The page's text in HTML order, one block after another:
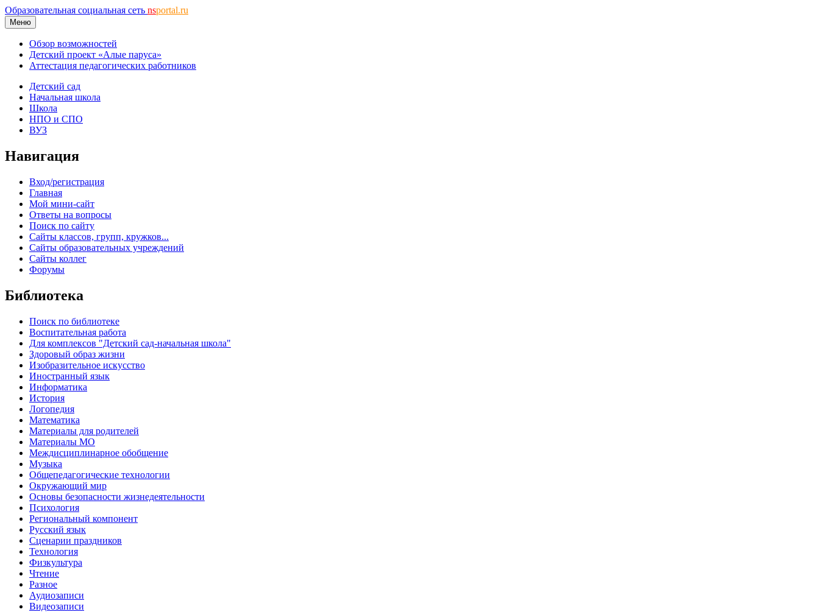
Образовательная социальная сеть nsportal.ru
Меню
Обзор возможностей
Детский проект «Алые паруса»
Аттестация педагогических работников
Детский сад
Начальная школа
Школа
НПО и СПО
ВУЗ
Навигация
Вход/регистрация
Главная
Мой мини-сайт
Ответы на вопросы
Поиск по сайту
Сайты классов, групп, кружков...
Сайты образовательных учреждений
Сайты коллег
Форумы
Библиотека
Поиск по библиотеке
Воспитательная работа
Для комплексов "Детский сад-начальная школа"
Здоровый образ жизни
Изобразительное искусство
Иностранный язык
Информатика
История
Логопедия
Математика
Материалы для родителей
Материалы МО
Междисциплинарное обобщение
Музыка
Общепедагогические технологии
Окружающий мир
Основы безопасности жизнедеятельности
Психология
Региональный компонент
Русский язык
Сценарии праздников
Технология
Физкультура
Чтение
Разное
Аудиозаписи
Видеозаписи